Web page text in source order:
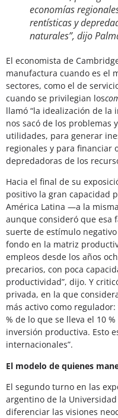
economías
rentísticas y
naturales”, dijo
El economista de
manufactura cuando es el
sectores, como el de
cuando se privilegian los
llamó “la idealización de
nos sacó de los problemas
utilidades, para generar
regionales y para financiar
depredadoras de los
Hacia el final de su
positivo la gran capacidad
América Latina —a la
aunque consideró que esa
suerte de estímulo
fondo en la matriz
empleos desde los años
precarios, con poca
productividad”, dijo. Y
privada, en la que
más activo como
% de lo que se lleva el 10
inversión productiva. Esto
internacionales”.
El modelo de quienes
El segundo turno en las
argentino de la
diferenciar las visiones